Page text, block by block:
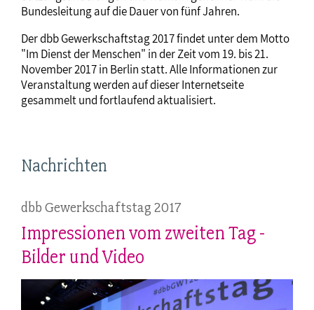
Bundesleitung auf die Dauer von fünf Jahren.
Der dbb Gewerkschaftstag 2017 findet unter dem Motto
"Im Dienst der Menschen" in der Zeit vom 19. bis 21.
November 2017 in Berlin statt. Alle Informationen zur
Veranstaltung werden auf dieser Internetseite
gesammelt und fortlaufend aktualisiert.
Nachrichten
dbb Gewerkschaftstag 2017
Impressionen vom zweiten Tag -
Bilder und Video